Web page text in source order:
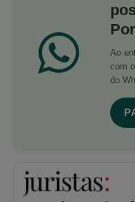
Ao
com
do